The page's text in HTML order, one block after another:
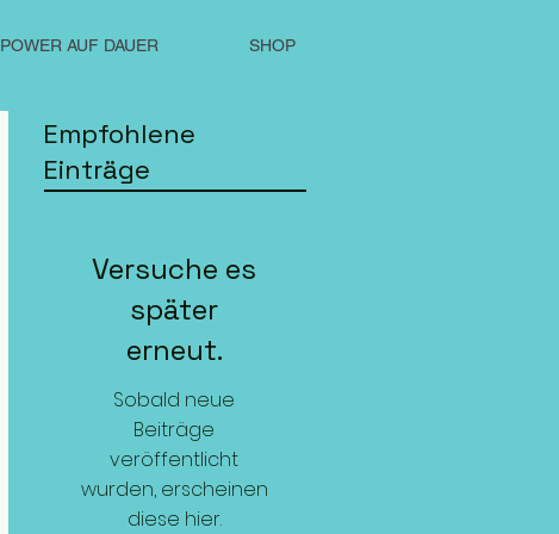
POWER AUF DAUER SHOP
Empfohlene
Einträge
Versuche es
später
erneut.
Sobald neue
Beiträge
veröffentlicht
wurden, erscheinen
diese hier.